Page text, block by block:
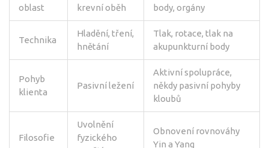
oblast
krevní oběh
body, orgány
Technika
Hladění, tření,
hnětání
Tlak, rotace, tlak na
akupunkturní body
Pohyb
klienta
Pasivní ležení
Aktivní spolupráce,
někdy pasivní pohyby
kloubů
Filosofie
Uvolnění
fyzického
Obnovení rovnováhy
Yin a Yang